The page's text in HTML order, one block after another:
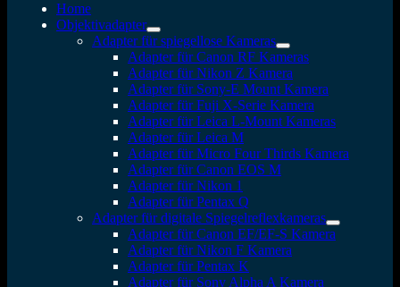
Home
Objektivadapter
Adapter für spiegellose Kameras
Adapter für Canon RF Kameras
Adapter für Nikon Z Kamera
Adapter für Sony-E Mount Kamera
Adapter für Fuji X-Serie Kamera
Adapter für Leica L-Mount Kameras
Adapter für Leica M
Adapter für Micro Four Thirds Kamera
Adapter für Canon EOS M
Adapter für Nikon 1
Adapter für Pentax Q
Adapter für digitale Spiegelreflexkameras
Adapter für Canon EF/EF-S Kamera
Adapter für Nikon F Kamera
Adapter für Pentax K
Adapter für Sony Alpha A Kamera